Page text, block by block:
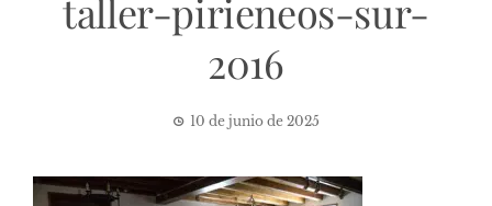
taller-pirieneos-sur-
2016
10 de junio de 2025